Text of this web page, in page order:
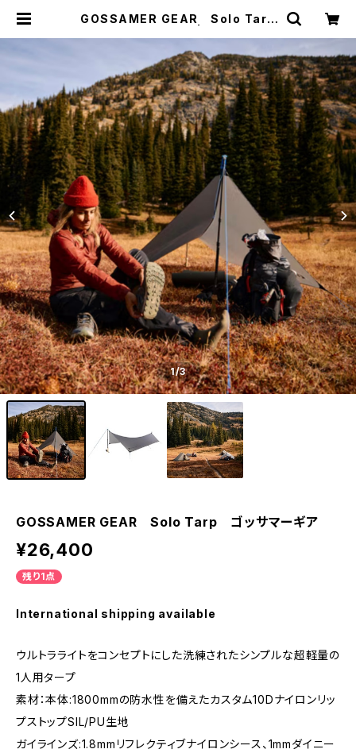
GOSSAMER GEAR Solo Tarp
1/3
GOSSAMER GEAR Solo Tarp ゴッサマーギア
¥26,400
残り1点
International shipping available
ウルトラライトをコンセプトにした洗練されたシンプルな超軽量の
1人用タープ
素材：本体:1800mmの防水性を備えたカスタム10Dナイロンリッ
プストップSIL/PU生地
ガイラインズ:1.8mmリフレクティブナイロンシース、1mmダイニー